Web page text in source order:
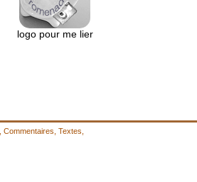
logo pour me lier
Commentaires Textes